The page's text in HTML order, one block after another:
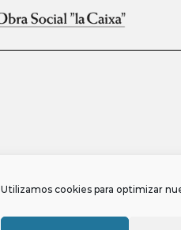
Utilizamos cookies para optimizar